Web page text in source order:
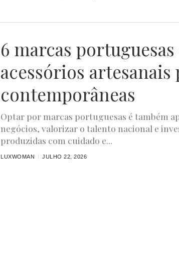
6 marcas portuguesas
acessórios artesanais
contemporâneas
Optar por marcas portuguesas é também
negócios, valorizar o talento nacional e
produzidas com cuidado e...
LUXWOMAN JULHO 22, 2026